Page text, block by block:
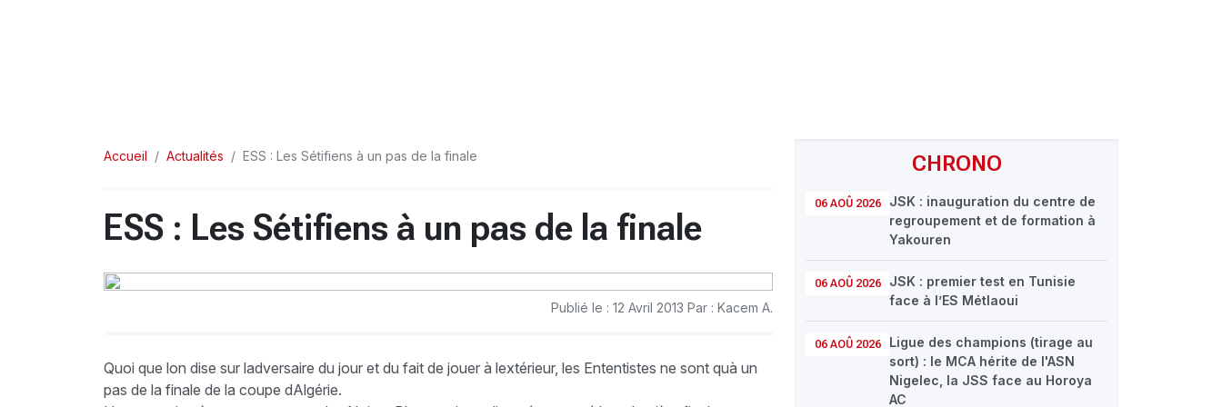
CHRONO
06 AOÛ 2026
JSK : inauguration du centre de
regroupement et de formation à
Yakouren
06 AOÛ 2026
JSK : premier test en Tunisie
face à l’ES Métlaoui
06 AOÛ 2026
Ligue des champions (tirage au
sort) : le MCA hérite de l'ASN
Nigelec, la JSS face au Horoya
AC
Accueil Actualités ESS : Les Sétifiens à un pas de la finale
ESS : Les Sétifiens à un pas de la finale
Publié le : 12 Avril 2013 Par : Kacem A.
Quoi que lon dise sur ladversaire du jour et du fait de jouer à lextérieur, les Ententistes ne sont quà un
pas de la finale de la coupe dAlgérie.